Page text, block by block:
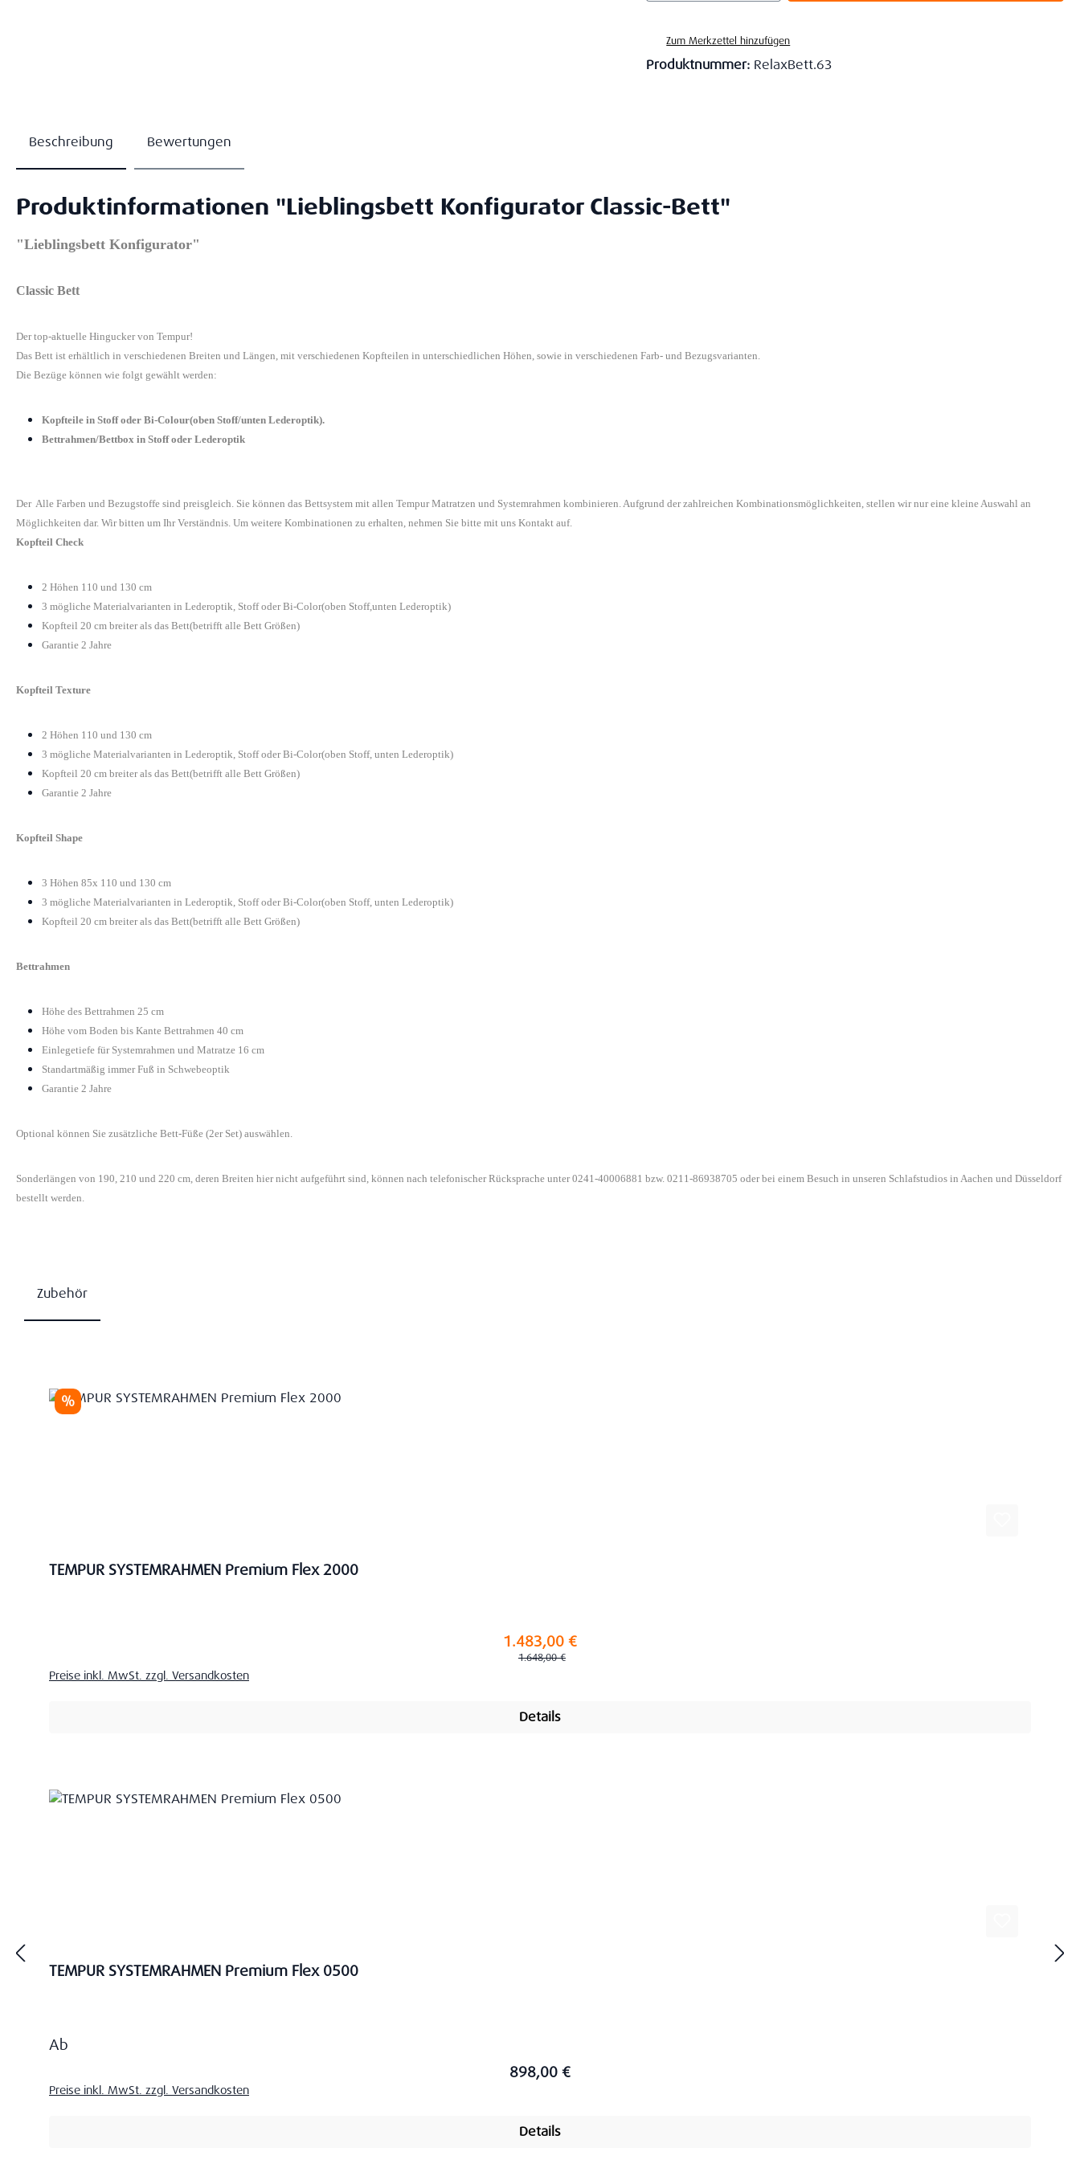
Zum Merkzettel hinzufügen
Produktnummer: RelaxBett.63
Beschreibung Bewertungen
Produktinformationen "Lieblingsbett Konfigurator Classic-Bett"
"Lieblingsbett Konfigurator"
Classic Bett
Der top-aktuelle Hingucker von Tempur!
Das Bett ist erhältlich in verschiedenen Breiten und Längen, mit verschiedenen Kopfteilen in unterschiedlichen Höhen, sowie in verschiedenen Farb- und Bezugsvarianten.
Die Bezüge können wie folgt gewählt werden:
Kopfteile in Stoff oder Bi-Colour(oben Stoff/unten Lederoptik).
Bettrahmen/Bettbox in Stoff oder Lederoptik
Der Alle Farben und Bezugstoffe sind preisgleich. Sie können das Bettsystem mit allen Tempur Matratzen und Systemrahmen kombinieren. Aufgrund der zahlreichen Kombinationsmöglichkeiten, stellen wir nur eine kleine Auswahl an
Möglichkeiten dar. Wir bitten um Ihr Verständnis. Um weitere Kombinationen zu erhalten, nehmen Sie bitte mit uns Kontakt auf.
Kopfteil Check
2 Höhen 110 und 130 cm
3 mögliche Materialvarianten in Lederoptik, Stoff oder Bi-Color(oben Stoff,unten Lederoptik)
Kopfteil 20 cm breiter als das Bett(betrifft alle Bett Größen)
Garantie 2 Jahre
Kopfteil Texture
2 Höhen 110 und 130 cm
3 mögliche Materialvarianten in Lederoptik, Stoff oder Bi-Color(oben Stoff, unten Lederoptik)
Kopfteil 20 cm breiter als das Bett(betrifft alle Bett Größen)
Garantie 2 Jahre
Kopfteil Shape
3 Höhen 85x 110 und 130 cm
3 mögliche Materialvarianten in Lederoptik, Stoff oder Bi-Color(oben Stoff, unten Lederoptik)
Kopfteil 20 cm breiter als das Bett(betrifft alle Bett Größen)
Bettrahmen
Höhe des Bettrahmen 25 cm
Höhe vom Boden bis Kante Bettrahmen 40 cm
Einlegetiefe für Systemrahmen und Matratze 16 cm
Standartmäßig immer Fuß in Schwebeoptik
Garantie 2 Jahre
Optional können Sie zusätzliche Bett-Füße (2er Set) auswählen.
Sonderlängen von 190, 210 und 220 cm, deren Breiten hier nicht aufgeführt sind, können nach telefonischer Rücksprache unter 0241-40006881 bzw. 0211-86938705 oder bei einem Besuch in unseren Schlafstudios in Aachen und Düsseldorf
bestellt werden.
Zubehör
Rabatt
%
TEMPUR SYSTEMRAHMEN Premium Flex 2000
1.483,00 €
Regulärer Preis:
1.648,00 €
Preise inkl. MwSt. zzgl. Versandkosten
Details
TEMPUR SYSTEMRAHMEN Premium Flex 0500
Regulärer Preis:
Ab
898,00 €
Preise inkl. MwSt. zzgl. Versandkosten
Details